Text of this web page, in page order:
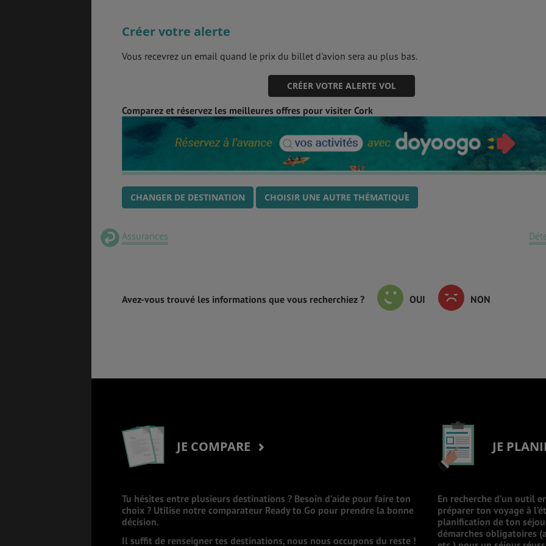
Créer votre alerte
Vous recevrez un email quand le prix du billet d'avion sera au plus bas.
CRÉER VOTRE ALERTE VOL
Comparez et réservez les meilleures offres pour visiter Cork
CHANGER DE DESTINATION CHOISIR UNE AUTRE THÉMATIQUE
Assurances
Avez-vous trouvé les informations que vous recherchiez ? OUI NON
JE COMPARE
Tu hésites entre plusieurs destinations ? Besoin d’aide pour faire ton
choix ? Utilise notre comparateur Ready to Go pour prendre la bonne
décision.
Il suffit de renseigner tes destinations, nous nous occupons du reste !
JE
En recherche d’un outil
préparer ton voyage à
planification de ton
démarches obligatoires